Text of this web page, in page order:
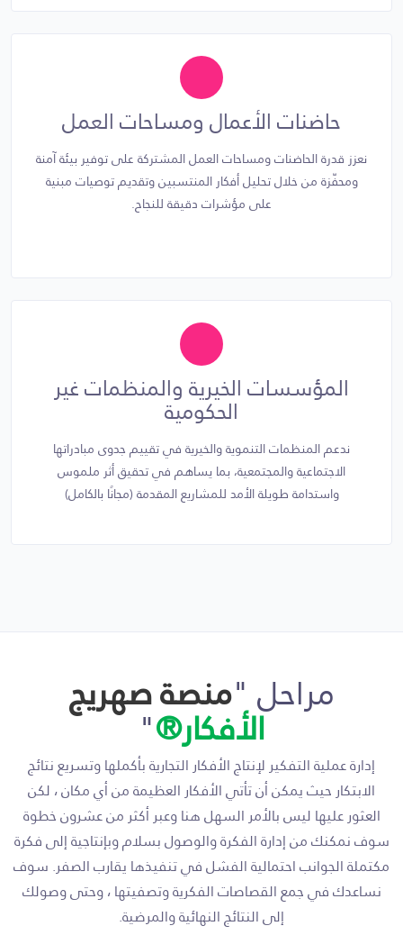
حاضنات الأعمال ومساحات العمل
نعزز قدرة الحاضنات ومساحات العمل المشتركة على توفير بيئة آمنة
ومحفّزة من خلال تحليل أفكار المنتسبين وتقديم توصيات مبنية
على مؤشرات دقيقة للنجاح.
المؤسسات الخيرية والمنظمات غير
الحكومية
ندعم المنظمات التنموية والخيرية في تقييم جدوى مبادراتها
الاجتماعية والمجتمعية، بما يساهم في تحقيق أثر ملموس
واستدامة طويلة الأمد للمشاريع المقدمة (مجانًا بالكامل)
مراحل "منصة صهريج
الأفكار®"
إدارة عملية التفكير لإنتاج الأفكار التجارية بأكملها وتسريع نتائج
الابتكار حيث يمكن أن تأتي الأفكار العظيمة من أي مكان ، لكن
العثور عليها ليس بالأمر السهل هنا وعبر أكثر من عشرون خطوة
سوف نمكنك من إدارة الفكرة والوصول بسلام وبإنتاجية إلى فكرة
مكتملة الجوانب احتمالية الفشل في تنفيذها يقارب الصفر. سوف
نساعدك في جمع القصاصات الفكرية وتصفيتها ، وحتى وصولك
إلى النتائج النهائية والمرضية.